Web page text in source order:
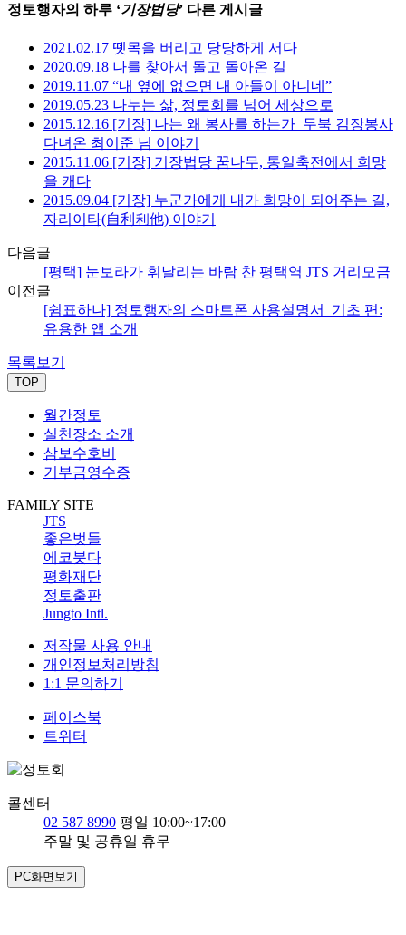
정토행자의 하루 ‘기장법당’ 다른 게시글
2021.02.17 뗏목을 버리고 당당하게 서다
2020.09.18 나를 찾아서 돌고 돌아온 길
2019.11.07 “내 옆에 없으면 내 아들이 아니네”
2019.05.23 나누는 삶, 정토회를 넘어 세상으로
2015.12.16 [기장] 나는 왜 봉사를 하는가_두북 김장봉사
다녀온 최이준 님 이야기
2015.11.06 [기장] 기장법당 꿈나무, 통일축전에서 희망
을 캐다
2015.09.04 [기장] 누군가에게 내가 희망이 되어주는 길,
자리이타(自利利他) 이야기
다음글
[평택] 눈보라가 휘날리는 바람 찬 평택역 JTS 거리모금
이전글
[쉼표하나] 정토행자의 스마트폰 사용설명서_기초 편:
유용한 앱 소개
목록보기
TOP
월간정토
실천장소 소개
삼보수호비
기부금영수증
FAMILY SITE
JTS
좋은벗들
에코붓다
평화재단
정토출판
Jungto Intl.
저작물 사용 안내
개인정보처리방침
1:1 문의하기
페이스북
트위터
콜센터
02 587 8990 평일 10:00~17:00
주말 및 공휴일 휴무
PC화면보기